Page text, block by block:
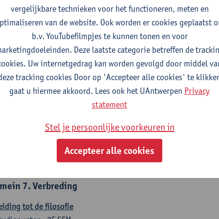
1E/2E SEM
studiepunten
Tom Van Caneghem Christine Lippens
6. Kwantitatieve methoden
statistiek en kansrekenen
2E SEM
studiepunten
Stephan Van der Veeken
methoden en technieken
1E/2E SEM
Ida Ruts
7. Verbreding
tot de filosofie
vergelijkbare technieken voor het functioneren, meten en
van de website. Ook worden er cookies geplaatst
b.v. YouTubefilmpjes te kunnen tonen en voor
Deze laatste categorie betreffen de
Uw internetgedrag kan worden gevolgd door middel
tracking cookies Door op 'Accepteer alle cookies' te
gaat u hiermee akkoord. Lees ook het UAntwerpen Privacy
statement
Stel je persoonlijke voorkeuren in
Accepteer alle cookies